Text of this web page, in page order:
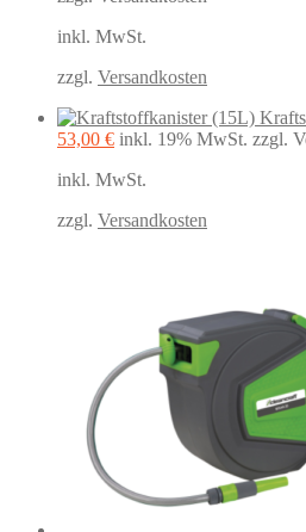
inkl. MwSt.
zzgl. Versandkosten
Ursprünglicher
war:
53,00 €Aktueller
ist:
inkl. 19% MwSt. zzgl.
inkl. MwSt.
zzgl. Versandkosten